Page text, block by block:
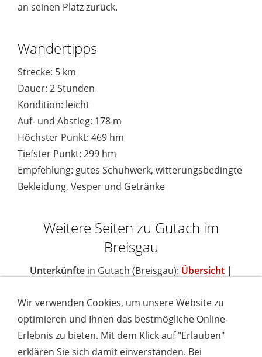
an seinen Platz zurück.
Wandertipps
Strecke: 5 km
Dauer: 2 Stunden
Kondition: leicht
Auf- und Abstieg: 178 m
Höchster Punkt: 469 hm
Tiefster Punkt: 299 hm
Empfehlung: gutes Schuhwerk, witterungsbedingte
Bekleidung, Vesper und Getränke
Weitere Seiten zu Gutach im
Breisgau
Unterkünfte in Gutach (Breisgau): Übersicht |
Schwarzwaldhotel Stollen| Sehenswürdigkeiten
Gutach (Breisgau):Ortsbeschreibung|
Walderlebnispfad Hörnleberg|
Wir verwenden Cookies, um unsere Website zu
optimieren und Ihnen das bestmögliche Online-
Erlebnis zu bieten. Mit dem Klick auf "Erlauben"
erklären Sie sich damit einverstanden. Bei